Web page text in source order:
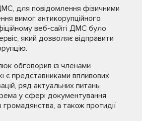
для повідомлення фізичними
вимог антикорупційного
веб-сайті ДМС було
який дозволяє відправити
обговорив із членами
є представниками впливових
ряд актуальних питань
у сфері документування
громадянства, а також протидії